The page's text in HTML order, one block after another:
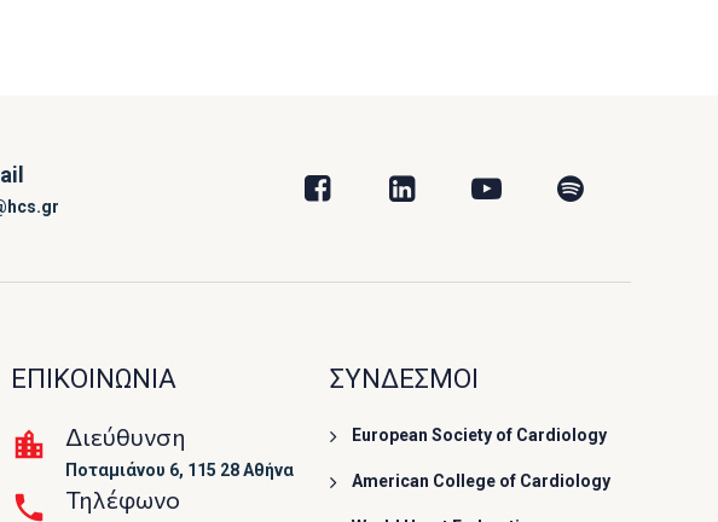
ΕΠΙΚΟΙΝΩΝΙΑ
Διεύθυνση
Ποταμιάνου 6, 115 28 Αθήνα
Τηλέφωνο
ΣΥΝΔΕΣΜΟΙ
European Society of Cardiology
American College of Cardiology